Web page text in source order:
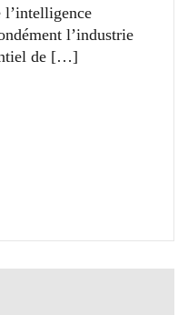
l’intelligence
l’industrie
de